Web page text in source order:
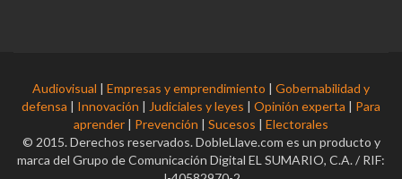
Audiovisual | Empresas y emprendimiento | Gobernabilidad y
defensa | Innovación | Judiciales y leyes | Opinión experta | Para
aprender | Prevención | Sucesos | Electorales
© 2015. Derechos reservados. DobleLlave.com es un producto y
marca del Grupo de Comunicación Digital EL SUMARIO, C.A. / RIF: